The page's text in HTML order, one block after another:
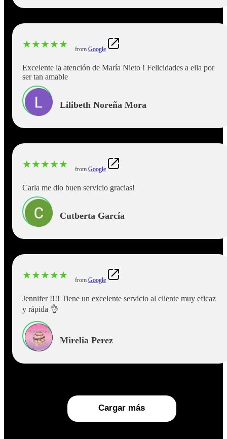
★★★★★ from Google
Excelente la atención de María Nieto ! Felicidades a ella por
ser tan amable
Lilibeth Noreña Mora
★★★★★ from Google
Carla me dio buen servicio gracias!
Cutberta García
★★★★★ from Google
Jennifer !!!! Tiene un excelente servicio al cliente muy eficaz
y rápida 👌
Mirelia Perez
Cargar más